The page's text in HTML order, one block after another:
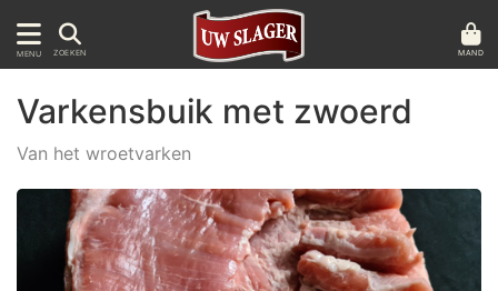
MENU ZOEKEN MAND
Varkensbuik met zwoerd
Van het wroetvarken